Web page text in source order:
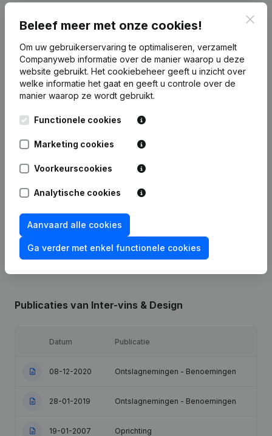
Financiële gegevensvan Inter-vins &
Design
Eigen
vermogen
€19.564 €28.363
Publicaties van Inter-vins & Design
Datum Publicatie
08-12-2020 Ontslagnemingen - Benoemingen
28-01-2019 Ontslagnemingen - Benoemingen
19-01-2007 Oprichting
Beleef meer met onze cookies!
Om uw gebruikerservaring te optimaliseren, verzamelt
Companyweb informatie over de manier waarop u deze
website gebruikt. Het cookiebeheer geeft u inzicht over
welke informatie het gaat en geeft u controle over de
manier waarop ze wordt gebruikt.
Functionele cookies
Marketing cookies
Voorkeurscookies
Analytische cookies
Aanvaard alle cookies
Ga verder met enkel functionele cookies